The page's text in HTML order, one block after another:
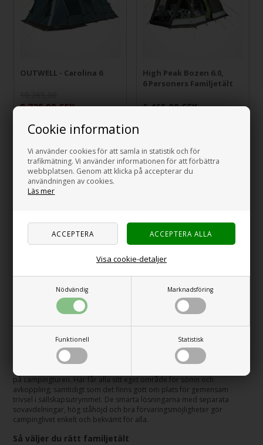
Cookie information
Vi använder cookies för att samla in statistik och för
trafikmätning. Vi använder informationen för att förbättra
webbplatsen. Genom att klicka på accepterar du
användningen av cookies.
Läs mer
Nödvändig Marknadsföring
Funktionell Statistisk
Visa cookie-detaljer
OUTWELL - Carolina 6
8.725,00 SEK
High Peak Bozen 6.0,
6 Personers Familjetält
6.465,00 SEK
Air Premium Familjetält
Familjetält för den stora familjen
Ett rymligt
på campingturen. Här får alla sitt eget område för sömn och
avkoppling, samtidigt som det finns gott om plats för gemensam
trivsel i sällskapsutrymmet. De smarta lösningarna med separata
sovavdelningar, hög ståhöjd och bra förvaringsmöjligheter gör
campinglivet enkelt och bekvämt för alla.
Så väljer du rätt familjetält